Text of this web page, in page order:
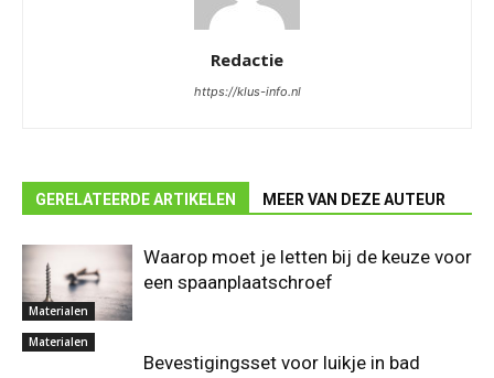
Redactie
https://klus-info.nl
GERELATEERDE ARTIKELEN MEER VAN DEZE AUTEUR
Materialen
Waarop moet je letten bij de keuze voor
een spaanplaatschroef
Materialen
Bevestigingsset voor luikje in bad